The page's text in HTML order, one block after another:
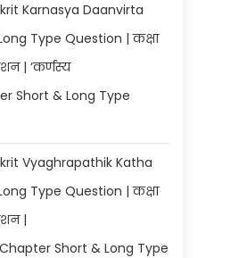
Karnasya Daanvirta
Type Question | कक्षा
| ‘कर्णस्य
Short & Long Type
Vyaghrapathik Katha
Type Question | कक्षा
|
Chapter Short & Long Type